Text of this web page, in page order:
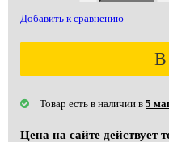
Добавить к сравнению
В
Товар есть в наличии в 5
Цена на сайте действует